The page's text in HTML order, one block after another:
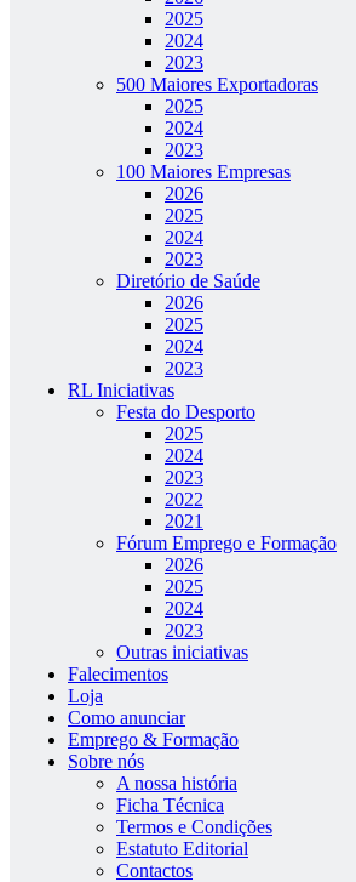
2025
2024
2023
500 Maiores Exportadoras
2025
2024
2023
100 Maiores Empresas
2026
2025
2024
2023
Diretório de Saúde
2026
2025
2024
2023
RL Iniciativas
Festa do Desporto
2025
2024
2023
2022
2021
Fórum Emprego e Formação
2026
2025
2024
2023
Outras iniciativas
Falecimentos
Loja
Como anunciar
Emprego & Formação
Sobre nós
A nossa história
Ficha Técnica
Termos e Condições
Estatuto Editorial
Contactos